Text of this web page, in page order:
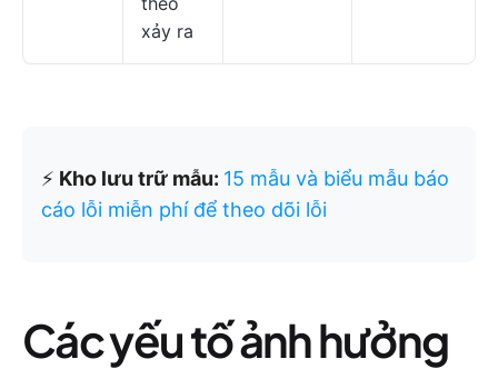
xảy ra
⚡️ Kho lưu trữ mẫu: 15 mẫu và biểu mẫu báo
cáo lỗi miễn phí để theo dõi lỗi
Các yếu tố ảnh hưởng